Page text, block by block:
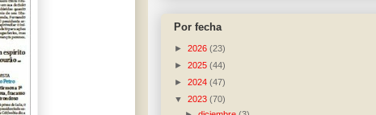
Por fecha
► 2026 (23)
► 2025 (44)
► 2024 (47)
▼ 2023 (70)